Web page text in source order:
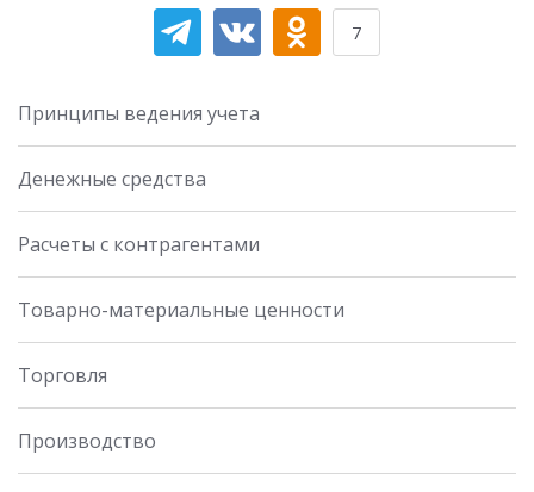
7
Принципы ведения учета
Денежные средства
Расчеты с контрагентами
Товарно-материальные ценности
Торговля
Производство